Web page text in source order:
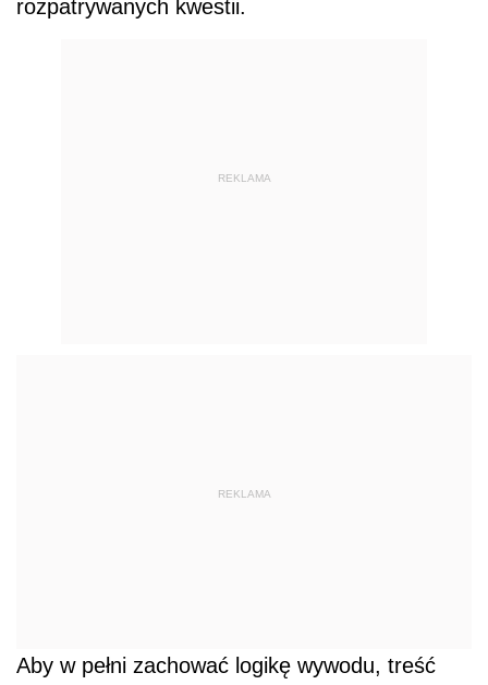
rozpatrywanych kwestii.
REKLAMA
REKLAMA
Aby w pełni zachować logikę wywodu, treść